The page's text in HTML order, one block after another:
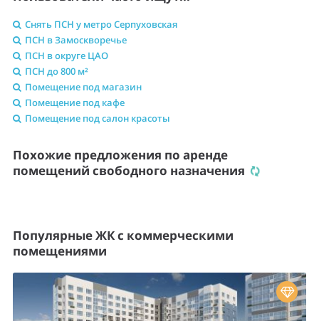
Снять ПСН у метро Серпуховская
ПСН в Замоскворечье
ПСН в округе ЦАО
ПСН до 800 м²
Помещение под магазин
Помещение под кафе
Помещение под салон красоты
Похожие предложения по аренде
помещений свободного назначения
Популярные ЖК с коммерческими
помещениями